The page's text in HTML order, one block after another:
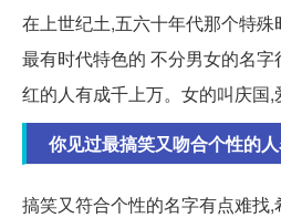
在上世纪土,五六十年代那个特
最有时代特色的 不分男女的名
红的人有成千上万。女的叫庆国,
你见过最搞笑又吻合个性的
搞笑又符合个性的名字有点难找